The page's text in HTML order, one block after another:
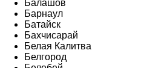
Балашов
Барнаул
Батайск
Бахчисарай
Белая Калитва
Белгород